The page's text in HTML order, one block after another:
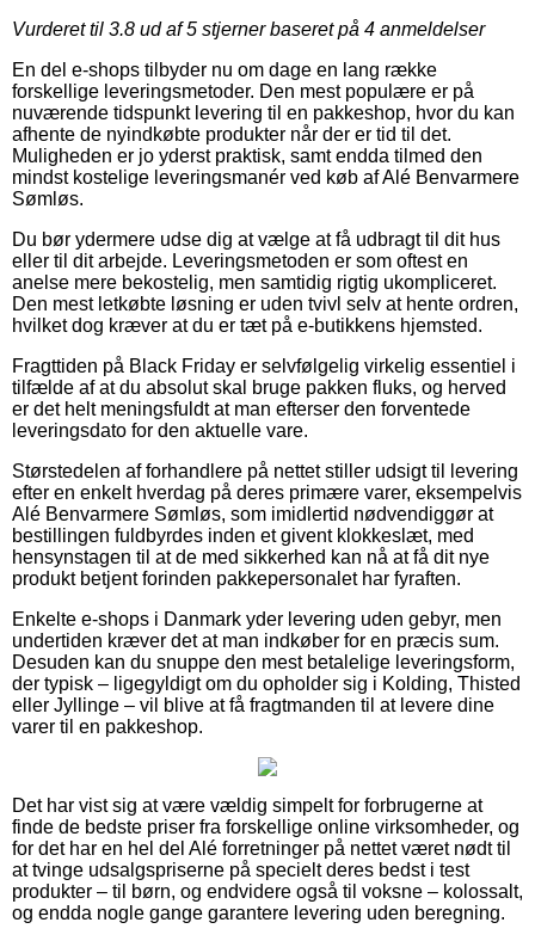
Vurderet til 3.8 ud af 5 stjerner baseret på 4 anmeldelser
En del e-shops tilbyder nu om dage en lang række
forskellige leveringsmetoder. Den mest populære er på
nuværende tidspunkt levering til en pakkeshop, hvor du kan
afhente de nyindkøbte produkter når der er tid til det.
Muligheden er jo yderst praktisk, samt endda tilmed den
mindst kostelige leveringsmanér ved køb af Alé Benvarmere
Sømløs.
Du bør ydermere udse dig at vælge at få udbragt til dit hus
eller til dit arbejde. Leveringsmetoden er som oftest en
anelse mere bekostelig, men samtidig rigtig ukompliceret.
Den mest letkøbte løsning er uden tvivl selv at hente ordren,
hvilket dog kræver at du er tæt på e-butikkens hjemsted.
Fragttiden på Black Friday er selvfølgelig virkelig essentiel i
tilfælde af at du absolut skal bruge pakken fluks, og herved
er det helt meningsfuldt at man efterser den forventede
leveringsdato for den aktuelle vare.
Størstedelen af forhandlere på nettet stiller udsigt til levering
efter en enkelt hverdag på deres primære varer, eksempelvis
Alé Benvarmere Sømløs, som imidlertid nødvendiggør at
bestillingen fuldbyrdes inden et givent klokkeslæt, med
hensynstagen til at de med sikkerhed kan nå at få dit nye
produkt betjent forinden pakkepersonalet har fyraften.
Enkelte e-shops i Danmark yder levering uden gebyr, men
undertiden kræver det at man indkøber for en præcis sum.
Desuden kan du snuppe den mest betalelige leveringsform,
der typisk – ligegyldigt om du opholder sig i Kolding, Thisted
eller Jyllinge – vil blive at få fragtmanden til at levere dine
varer til en pakkeshop.
Det har vist sig at være vældig simpelt for forbrugerne at
finde de bedste priser fra forskellige online virksomheder, og
for det har en hel del Alé forretninger på nettet været nødt til
at tvinge udsalgspriserne på specielt deres bedst i test
produkter – til børn, og endvidere også til voksne – kolossalt,
og endda nogle gange garantere levering uden beregning.